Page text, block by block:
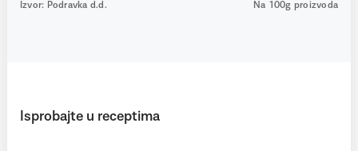
Izvor: Podravka d.d. Na 100g proizvoda
Isprobajte u receptima